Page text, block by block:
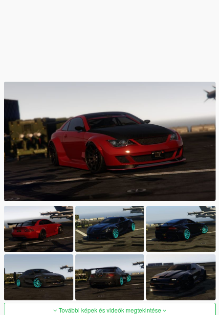
További képek és videók megtekintése